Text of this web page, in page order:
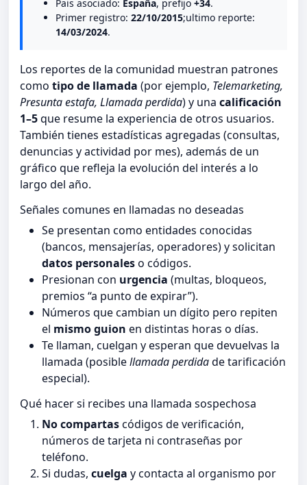
Pais asociado: España, prefijo +34.
Primer registro: 22/10/2015;ultimo reporte:
14/03/2024.
Los reportes de la comunidad muestran patrones
como tipo de llamada (por ejemplo, Telemarketing,
Presunta estafa, Llamada perdida) y una calificación
1–5que resume la experiencia de otros usuarios.
También tienes estadísticas agregadas (consultas,
denuncias y actividad por mes), además de un
gráfico que refleja la evolución del interés a lo
largo del año.
Señales comunes en llamadas no deseadas
Se presentan como entidades conocidas
(bancos, mensajerías, operadores) y solicitan
datos personaleso códigos.
Presionan con urgencia (multas, bloqueos,
premios “a punto de expirar”).
Números que cambian un dígito pero repiten
el mismo guion en distintas horas o días.
Te llaman, cuelgan y esperan que devuelvas la
llamada (posiblellamada perdidade tarificación
especial).
Qué hacer si recibes una llamada sospechosa
No compartascódigos de verificación,
números de tarjeta ni contraseñas por
teléfono.
Si dudas, cuelga y contacta al organismo por